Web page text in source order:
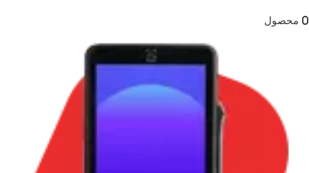
0 محصول